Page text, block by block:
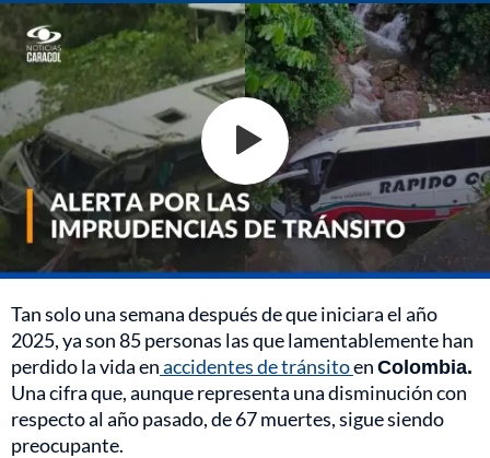
Tan solo una semana después de que iniciara el año
2025, ya son 85 personas las que lamentablemente han
perdido la vida enaccidentes de tránsitoenColombia.
Una cifra que, aunque representa una disminución con
respecto al año pasado, de 67 muertes, sigue siendo
preocupante.